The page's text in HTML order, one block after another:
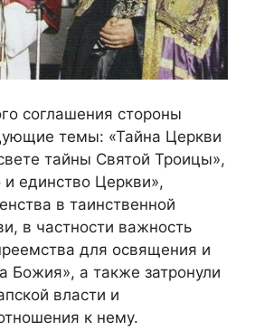
соглашения стороны
темы: «Тайна Церкви
тайны Святой Троицы»,
и единство Церкви»,
в таинственной
в частности важность
для освящения и
Божия», а также затронули
власти и
к нему.